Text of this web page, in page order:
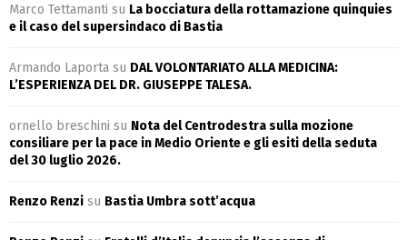
Marco Tettamanti su La bocciatura della rottamazione quinquies
e il caso del supersindaco di Bastia
Armando Laporta su DAL VOLONTARIATO ALLA MEDICINA:
L’ESPERIENZA DEL DR. GIUSEPPE TALESA.
ornello breschini su Nota del Centrodestra sulla mozione
consiliare per la pace in Medio Oriente e gli esiti della seduta
del 30 luglio 2026.
Renzo Renzi su Bastia Umbra sott’acqua